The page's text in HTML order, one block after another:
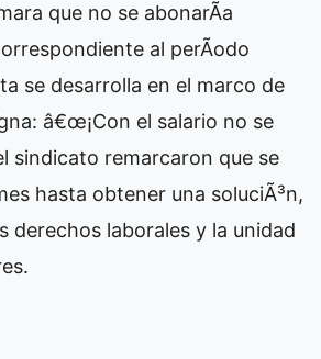
que no se abonarÃ­a
al perÃ­odo
se desarrolla en el marco de
â€œ¡Con el salario no se
sindicato remarcaron que se
hasta obtener una soluciÃ³n,
derechos laborales y la unidad